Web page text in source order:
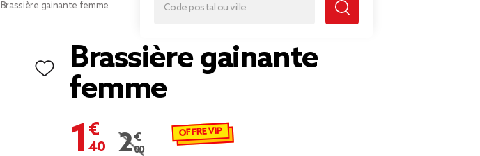
Brassière gainante femme
Brassière gainante
femme
1,40 €
Prix remisé de 2,00 € à 1,40 €
2,00 €
OFFRE VIP